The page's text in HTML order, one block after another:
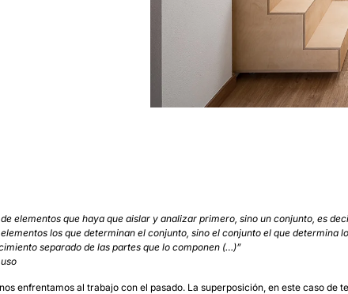
elementos que haya que aislar y analizar primero, sino un conjunto, es
los que determinan el conjunto, sino el conjunto el que determina
separado de las partes que lo componen (…)”
enfrentamos al trabajo con el pasado. La superposición, en este caso